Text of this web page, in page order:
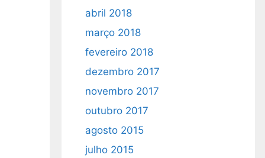
abril 2018
março 2018
fevereiro 2018
dezembro 2017
novembro 2017
outubro 2017
agosto 2015
julho 2015